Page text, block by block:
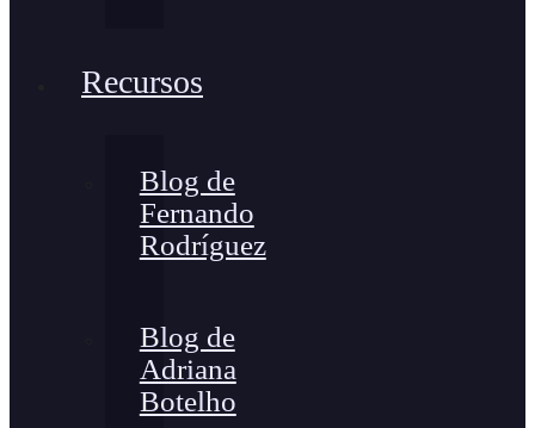
Recursos
Blog de
Fernando
Rodríguez
Blog de
Adriana
Botelho